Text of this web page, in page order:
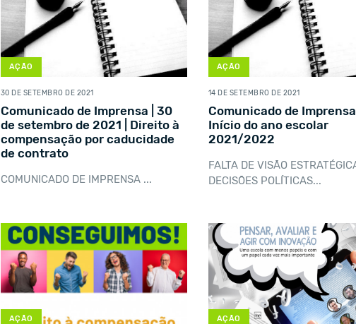
AÇÃO
30 DE SETEMBRO DE 2021
Comunicado de Imprensa | 30
de setembro de 2021 | Direito à
compensação por caducidade
de contrato
COMUNICADO DE IMPRENSA ...
AÇÃO
14 DE SETEMBRO DE 2021
Comunicado de Imprensa |
Início do ano escolar
2021/2022
FALTA DE VISÃO
DECISÕES POLÍTICAS...
AÇÃO AÇÃO